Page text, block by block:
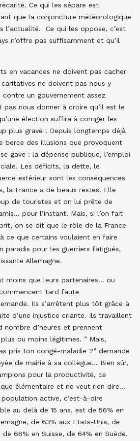
Ce qui les sépare est
que la conjoncture météorologique
l’actualité. Ce qui les oppose, c’est
n’offre pas suffisamment et qu’il
en vacances ne doivent pas cacher
ne doivent pas nous y
un gouvernement assez
pas nous donner à croire qu’il est le
élection suffira à corriger les
plus grave ! Depuis longtemps déjà
berce des illusions que provoquent
gave : la dépense publique, l’emploi
Les déficits, la dette, le
extérieur sont les conséquences
la France a de beaux restes. Elle
de touristes et on lui prête de
pour l’instant. Mais, si l’on fait
on se dit que le rôle de la France
ce que certains voulaient en faire
paradis pour les guerriers fatigués,
Allemagne.
moins que leurs partenaires… ou
tard faute
Ils s’arrêtent plus tôt grâce à
d’une injustice criante. Ils travaillent
nombre d’heures et prennent
ou moins légitimes. ” Mais,
pris ton congé-maladie ?” demande
de mairie à sa collègue… Bien sûr,
pour la productivité, ce
élémentaire et ne veut rien dire…
active, c’est-à-dire
au delà de 15 ans, est de 56% en
de 63% aux Etats-Unis, de
de 68% en Suisse, de 64% en Suède.